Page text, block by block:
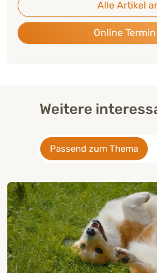
Alle Artikel
Online
Weitere
Passend zum Thema